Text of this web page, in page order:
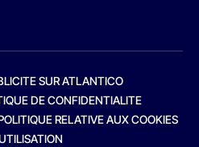
SUR ATLANTICO
DE CONFIDENTIALITE
RELATIVE AUX COOKIES